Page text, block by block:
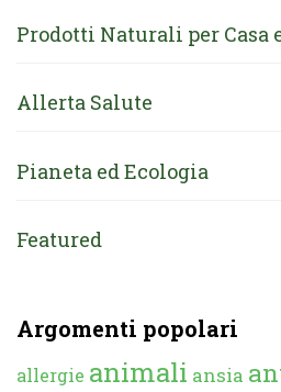
Prodotti Naturali per Casa
Allerta Salute
Pianeta ed Ecologia
Featured
Argomenti popolari
allergie animali ansia